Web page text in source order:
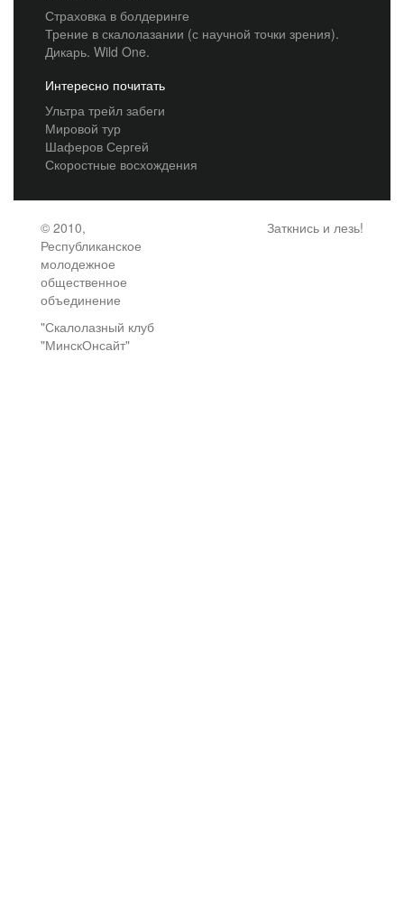
Страховка в болдеринге
Трение в скалолазании (с научной точки зрения).
Дикарь. Wild One.
Интересно почитать
Ультра трейл забеги
Мировой тур
Шаферов Сергей
Скоростные восхождения
© 2010,
Республиканское
молодежное
общественное
объединение
"Скалолазный клуб
"МинскОнсайт"
Заткнись и лезь!